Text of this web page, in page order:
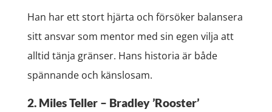
Han har ett stort hjärta och försöker balansera
sitt ansvar som mentor med sin egen vilja att
alltid tänja gränser. Hans historia är både
spännande och känslosam.
2. Miles Teller – Bradley ’Rooster’